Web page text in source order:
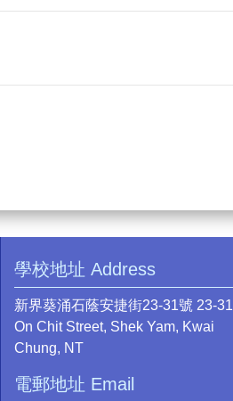
學校地址 Address
新界葵涌石蔭安捷街23-31號 23-31
On Chit Street, Shek Yam, Kwai
Chung, NT
電郵地址 Email